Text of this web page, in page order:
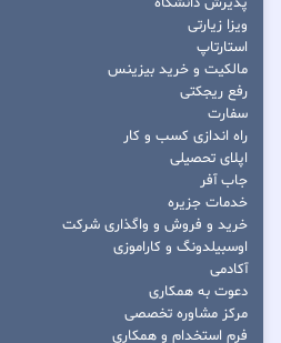
ویزا زیارتی
استارتاپ
مالکیت و خرید بیزینس
رفع ریجکتی
سفارت
راه اندازی کسب و کار
اپلای تحصیلی
جاب آفر
خدمات جزیره
خرید و فروش و واگذاری شرکت
اوسبیلدونگ و کاراموزی
آکادمی
دعوت به همکاری
مرکز مشاوره تخصصی
فرم استخدام و همکاری